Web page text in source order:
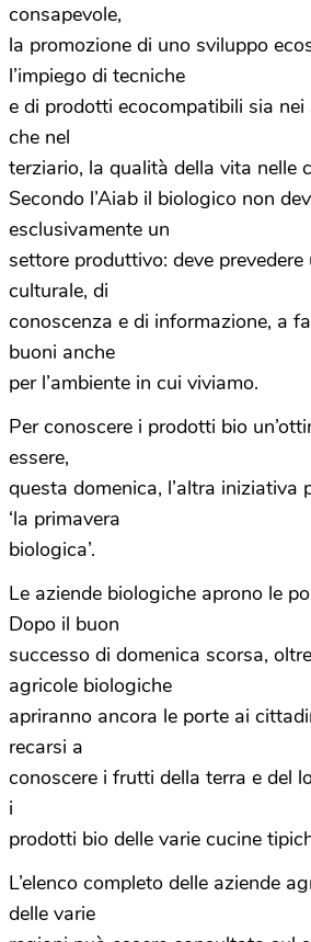
consapevole,
la promozione di uno sviluppo
l’impiego di tecniche
e di prodotti ecocompatibili sia
che nel
terziario, la qualità della vita nelle
Secondo l’Aiab il biologico non
esclusivamente un
settore produttivo: deve prevedere
culturale, di
conoscenza e di informazione, a
buoni anche
per l’ambiente in cui viviamo.
Per conoscere i prodotti bio
essere,
questa domenica, l’altra iniziativa
‘la primavera
biologica’.
Le aziende biologiche aprono le
Dopo il buon
successo di domenica scorsa,
agricole biologiche
apriranno ancora le porte ai
recarsi a
conoscere i frutti della terra e del
i
prodotti bio delle varie cucine
L’elenco completo delle aziende
delle varie